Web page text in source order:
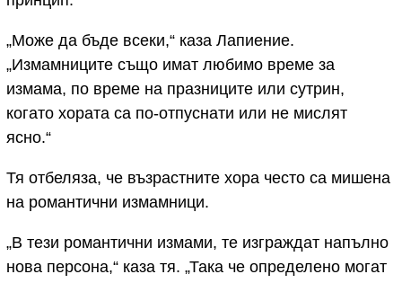
„Може да бъде всеки,“ каза Лапиение.
„Измамниците също имат любимо време за
измама, по време на празниците или сутрин,
когато хората са по-отпуснати или не мислят
ясно.“
Тя отбеляза, че възрастните хора често са мишена
на романтични измамници.
„В тези романтични измами, те изграждат напълно
нова персона,“ каза тя. „Така че определено могат